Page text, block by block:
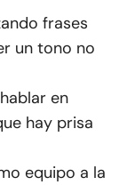
frases
un tono no
en
hay prisa
equipo a la